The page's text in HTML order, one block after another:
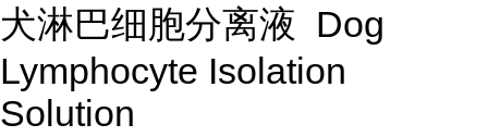
犬淋巴细胞分离液 Dog
Lymphocyte Isolation
Solution